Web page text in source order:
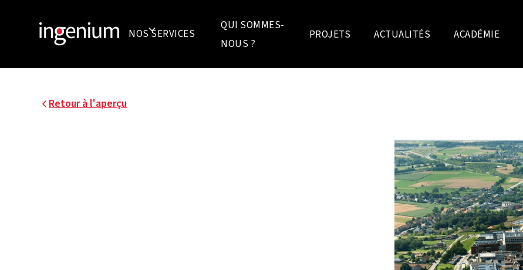
NOS SERVICES
QUI SOMMES-
NOUS ?
PROJETS ACTUALITÉS ACADÉMIE
Retour à l'aperçu